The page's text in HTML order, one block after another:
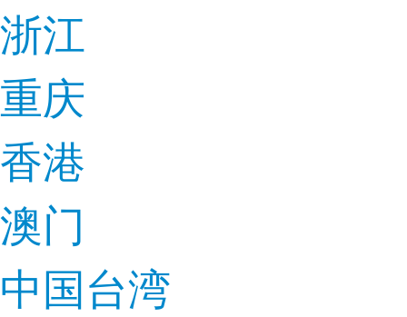
浙江
重庆
香港
澳门
中国台湾